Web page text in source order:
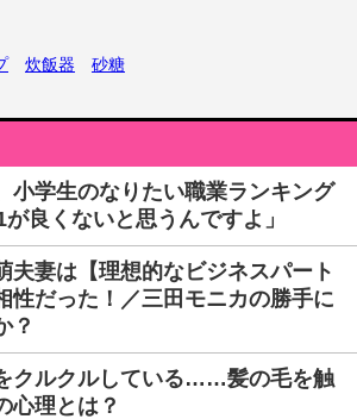
炊飯器 砂糖
小学生のなりたい職業ランキング
良くないと思うんですよ」
夫妻は【理想的なビジネスパート
性だった！／三田モニカの勝手に
？
クルクルしている……髪の毛を触
心理とは？